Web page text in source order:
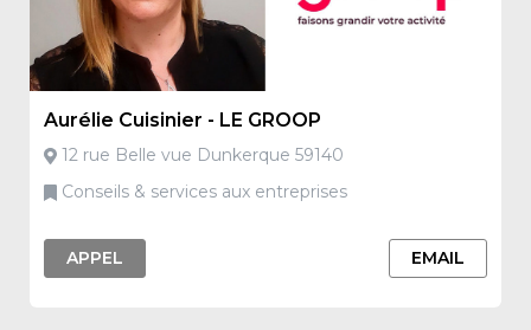
Aurélie Cuisinier - LE GROOP
12 rue Belle vue Dunkerque 59140
Conseils & services aux entreprises
APPEL EMAIL